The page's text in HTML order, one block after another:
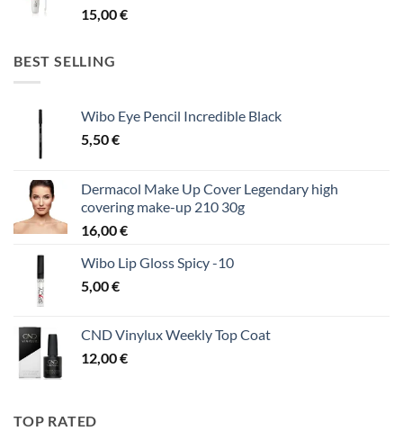
15,00€
BEST SELLING
Wibo Eye Pencil Incredible Black
5,50€
Dermacol Make Up Cover Legendary high
covering make-up 210 30g
16,00€
Wibo Lip Gloss Spicy -10
5,00€
CND Vinylux Weekly Top Coat
12,00€
TOP RATED